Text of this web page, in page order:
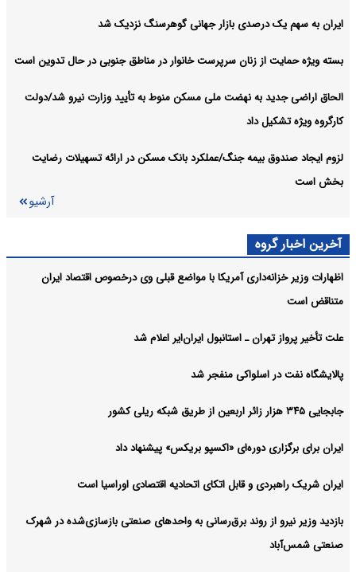
ایران به سهم یک‌ درصدی بازار جهانی گوهرسنگ نزدیک شد
بسته ویژه حمایت از زنان سرپرست خانوار در مناطق جنوبی در حال تدوین است
الحاق اراضی جدید به نهضت ملی مسکن منوط به تأیید وزارت نیرو شد/دولت
کارگروه ویژه تشکیل داد
لزوم ایجاد صندوق بیمه جنگ/عملکرد بانک مسکن در ارائه تسهیلات رضایت
بخش است
آرشیو
آخرین اخبار گروه
اظهارات وزیر خزانه‌داری آمریکا با مواضع قبلی وی درخصوص اقتصاد ایران
متناقض است
علت تأخیر پرواز تهران ـ استانبول ایران‌ایر اعلام شد
پالایشگاه نفت در اسلواکی منفجر شد
جابجایی ۳۴۵ هزار زائر اربعین از طریق شبکه ریلی کشور
ایران برای برگزاری دوره‌ای «اکسپو بریکس» پیشنهاد داد
ایران شریک راهبردی و قابل اتکای اتحادیه اقتصادی اوراسیا است
بازدید وزیر نیرو از روند برق‌رسانی به واحدهای صنعتی بازسازی‌شده در شهرک
صنعتی شمس‌آباد